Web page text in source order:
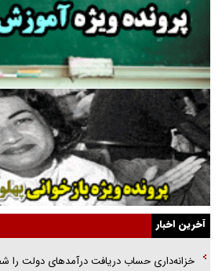
راهبرد غافلگیری با نسل جدید پهپاد‌ها
جنجال پزشکان تقلبی در صنعت زیبایی
یهودی‌ها در ادبیات داستانی اروپا؛ از شکسپیر تا
گفت‌وگو با خواهر یکی از شهدای جنگ رمضان/
اهل خدمت بی‌منت بود
جزئیات شکنجه‌هایم فراتر از آن است که در بیان
پلیس
آخرین اخبار
خزانه‌داری حساب دریافت درآمد‌های دولت را